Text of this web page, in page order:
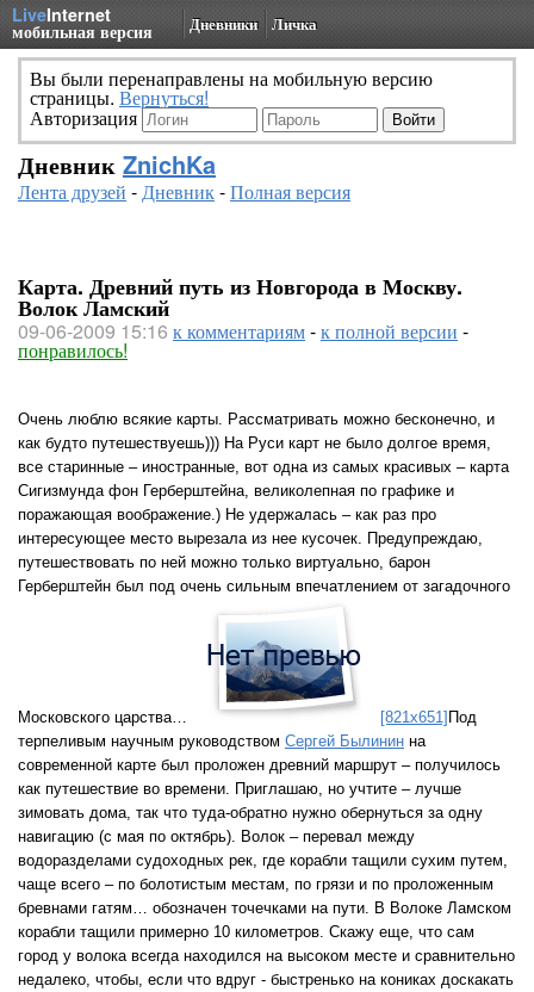
LiveInternet
мобильная версия Дневники Личка
Вы были перенаправлены на мобильную версию
страницы. Вернуться!
Авторизация
Дневник ZnichKa
Лента друзей -Дневник-Полная версия
Карта. Древний путь из Новгорода в Москву.
Волок Ламский
09-06-2009 15:16 к комментариям-к полной версии -
понравилось!
Очень люблю всякие карты. Рассматривать можно бесконечно, и
как будто путешествуешь))) На Руси карт не было долгое время,
все старинные – иностранные, вот одна из самых красивых – карта
Сигизмунда фон Герберштейна, великолепная по графике и
поражающая воображение.) Не удержалась – как раз про
интересующее место вырезала из нее кусочек. Предупреждаю,
путешествовать по ней можно только виртуально, барон
Герберштейн был под очень сильным впечатлением от загадочного
Московского царства… [821x651] Под
терпеливым научным руководством Сергей Былинин на
современной карте был проложен древний маршрут – получилось
как путешествие во времени. Приглашаю, но учтите – лучше
зимовать дома, так что туда-обратно нужно обернуться за одну
навигацию (с мая по октябрь). Волок – перевал между
водоразделами судоходных рек, где корабли тащили сухим путем,
чаще всего – по болотистым местам, по грязи и по проложенным
бревнами гатям… обозначен точечками на пути. В Волоке Ламском
корабли тащили примерно 10 километров. Скажу еще, что сам
город у волока всегда находился на высоком месте и сравнительно
недалеко, чтобы, если что вдруг - быстренько на кониках доскакать